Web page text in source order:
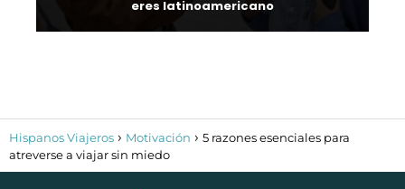
eres latinoamericano
Hispanos Viajeros Motivación
5 razones esenciales para
atreverse a viajar sin miedo